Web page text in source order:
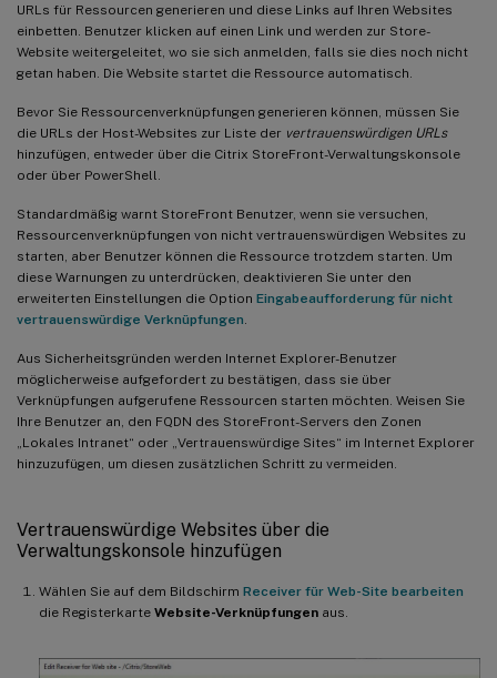
URLs für Ressourcen generieren und diese Links auf Ihren Websites
einbetten. Benutzer klicken auf einen Link und werden zur Store-
Website weitergeleitet, wo sie sich anmelden, falls sie dies noch nicht
getan haben. Die Website startet die Ressource automatisch.
Bevor Sie Ressourcenverknüpfungen generieren können, müssen Sie
die URLs der Host-Websites zur Liste der vertrauenswürdigen URLs
hinzufügen, entweder über die Citrix StoreFront-Verwaltungskonsole
oder über PowerShell.
Standardmäßig warnt StoreFront Benutzer, wenn sie versuchen,
Ressourcenverknüpfungen von nicht vertrauenswürdigen Websites zu
starten, aber Benutzer können die Ressource trotzdem starten. Um
diese Warnungen zu unterdrücken, deaktivieren Sie unter den
erweiterten Einstellungen die Option Eingabeaufforderung für nicht
vertrauenswürdige Verknüpfungen
Aus Sicherheitsgründen werden Internet Explorer-Benutzer
möglicherweise aufgefordert zu bestätigen, dass sie über
Verknüpfungen aufgerufene Ressourcen starten möchten. Weisen Sie
Ihre Benutzer an, den FQDN des StoreFront-Servers den Zonen
„Lokales Intranet“ oder „Vertrauenswürdige Sites“ im Internet Explorer
hinzuzufügen, um diesen zusätzlichen Schritt zu vermeiden.
Vertrauenswürdige Websites über die
Verwaltungskonsole hinzufügen
Wählen Sie auf dem Bildschirm Receiver für Web-Site bearbeiten
die Registerkarte Website-Verknüpfungen aus.